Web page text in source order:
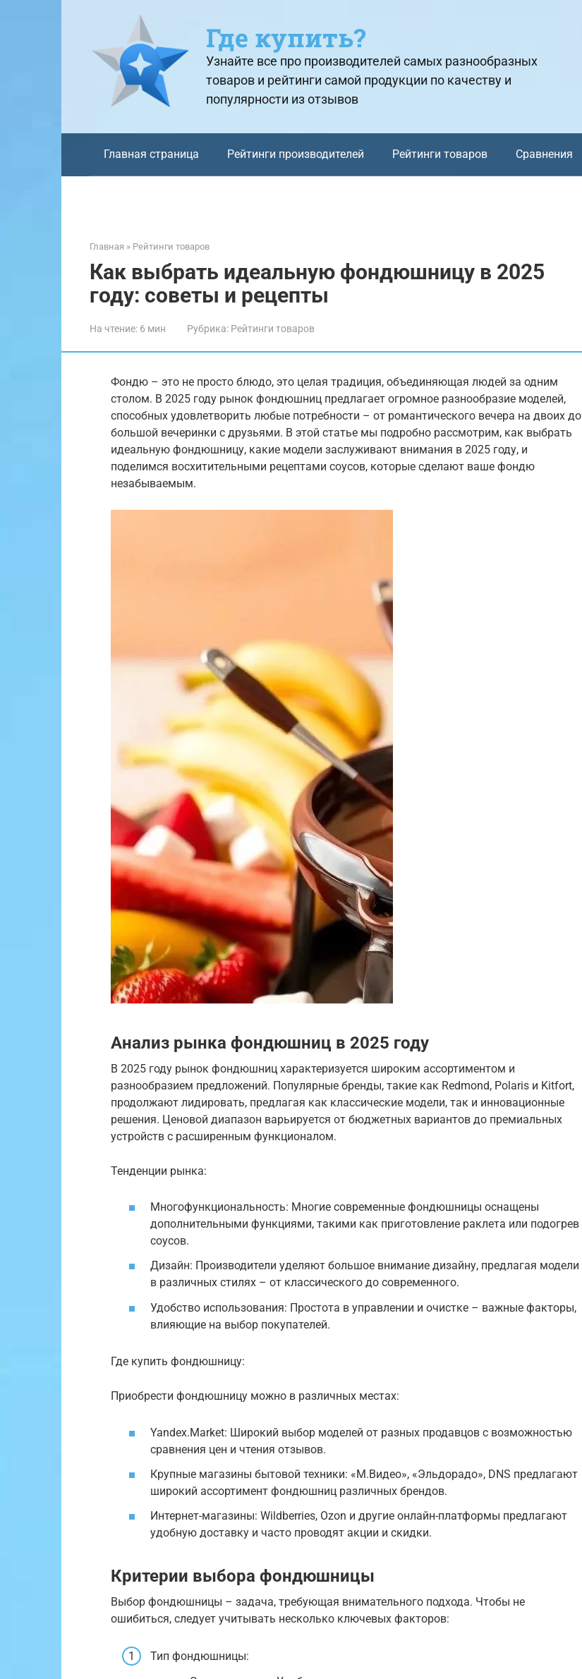
Где купить?
Узнайте все про производителей самых разнообразных
товаров и рейтинги самой продукции по качеству и
популярности из отзывов
Главная страница Рейтинги производителей Рейтинги товаров Сравнения
Главная » Рейтинги товаров
Как выбрать идеальную фондюшницу в 2025
году: советы и рецепты
На чтение: 6 мин Рубрика: Рейтинги товаров
Фондю – это не просто блюдо, это целая традиция, объединяющая людей за одним
столом. В 2025 году рынок фондюшниц предлагает огромное разнообразие моделей,
способных удовлетворить любые потребности – от романтического вечера на двоих до
большой вечеринки с друзьями. В этой статье мы подробно рассмотрим, как выбрать
идеальную фондюшницу, какие модели заслуживают внимания в 2025 году, и
поделимся восхитительными рецептами соусов, которые сделают ваше фондю
незабываемым.
Анализ рынка фондюшниц в 2025 году
В 2025 году рынок фондюшниц характеризуется широким ассортиментом и
разнообразием предложений. Популярные бренды, такие как Redmond, Polaris и Kitfort,
продолжают лидировать, предлагая как классические модели, так и инновационные
решения. Ценовой диапазон варьируется от бюджетных вариантов до премиальных
устройств с расширенным функционалом.
Тенденции рынка:
Многофункциональность: Многие современные фондюшницы оснащены
дополнительными функциями, такими как приготовление раклета или подогрев
соусов.
Дизайн: Производители уделяют большое внимание дизайну, предлагая модели
в различных стилях – от классического до современного.
Удобство использования: Простота в управлении и очистке – важные факторы,
влияющие на выбор покупателей.
Где купить фондюшницу:
Приобрести фондюшницу можно в различных местах:
Yandex.Market: Широкий выбор моделей от разных продавцов с возможностью
сравнения цен и чтения отзывов.
Крупные магазины бытовой техники: «М.Видео», «Эльдорадо», DNS предлагают
широкий ассортимент фондюшниц различных брендов.
Интернет-магазины: Wildberries, Ozon и другие онлайн-платформы предлагают
удобную доставку и часто проводят акции и скидки.
Критерии выбора фондюшницы
Выбор фондюшницы – задача, требующая внимательного подхода. Чтобы не
ошибиться, следует учитывать несколько ключевых факторов:
Тип фондюшницы: